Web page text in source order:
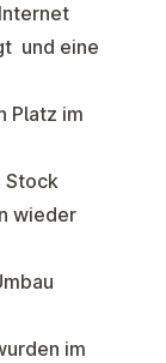
und eine
Platz im
Stock
wieder
im